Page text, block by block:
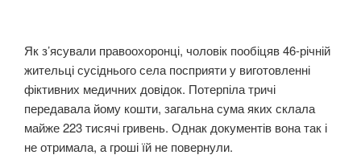
Як з’ясували правоохоронці, чоловік пообіцяв 46-річній
жительці сусіднього села посприяти у виготовленні
фіктивних медичних довідок. Потерпіла тричі
передавала йому кошти, загальна сума яких склала
майже 223 тисячі гривень. Однак документів вона так і
не отримала, а гроші їй не повернули.